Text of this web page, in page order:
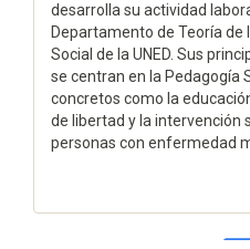
desarrolla su actividad
Departamento de Teoría de
Social de la UNED. Sus
se centran en la Pedagogía
concretos como la
de libertad y la intervención
personas con enfermedad